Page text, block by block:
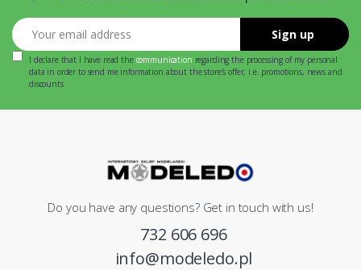
Your email address
Sign up
I declare that I have read the communication regarding the processing of my personal
data in order to send me information about the store's offer, i.e. promotions, news and
discounts
Do you have any questions? Get in touch with us!
732 606 696
info@modeledo.pl